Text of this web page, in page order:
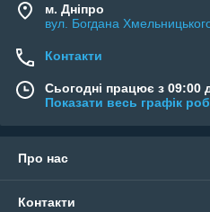
м. Дніпро
вул. Богдана
Контакти
Сьогодні працює з 09:00
Показати весь графік
Про нас
Контакти